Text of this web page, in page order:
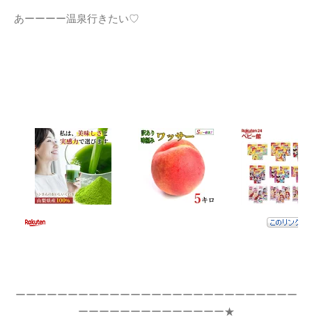
あーーーー温泉行きたい♡
ーーーーーーーーーーーーーーーーーーーーーーーーーーー
ーーーーーーーーーーーーーー★